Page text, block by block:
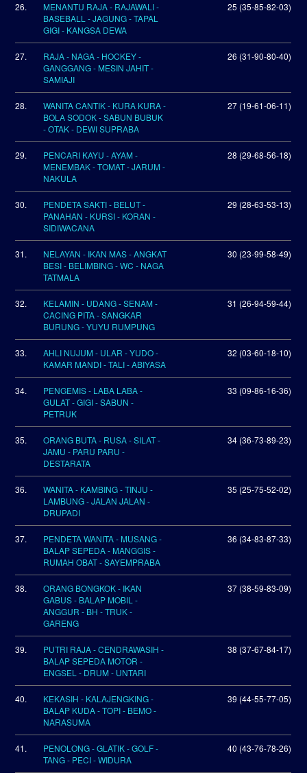
26.
MENANTU RAJA - RAJAWALI -
BASEBALL - JAGUNG - TAPAL
GIGI - KANGSA DEWA
25 (35-85-82-03)
27.
RAJA - NAGA - HOCKEY -
GANGGANG - MESIN JAHIT -
SAMIAJI
26 (31-90-80-40)
28.
WANITA CANTIK - KURA KURA -
BOLA SODOK - SABUN BUBUK
- OTAK - DEWI SUPRABA
27 (19-61-06-11)
29.
PENCARI KAYU - AYAM -
MENEMBAK - TOMAT - JARUM -
NAKULA
28 (29-68-56-18)
30.
PENDETA SAKTI - BELUT -
PANAHAN - KURSI - KORAN -
SIDIWACANA
29 (28-63-53-13)
31.
NELAYAN - IKAN MAS - ANGKAT
BESI - BELIMBING - WC - NAGA
TATMALA
30 (23-99-58-49)
32.
KELAMIN - UDANG - SENAM -
CACING PITA - SANGKAR
BURUNG - YUYU RUMPUNG
31 (26-94-59-44)
33.
AHLI NUJUM - ULAR - YUDO -
KAMAR MANDI - TALI - ABIYASA
32 (03-60-18-10)
34.
PENGEMIS - LABA LABA -
GULAT - GIGI - SABUN -
PETRUK
33 (09-86-16-36)
35.
ORANG BUTA - RUSA - SILAT -
JAMU - PARU PARU -
DESTARATA
34 (36-73-89-23)
36.
WANITA - KAMBING - TINJU -
LAMBUNG - JALAN JALAN -
DRUPADI
35 (25-75-52-02)
37.
PENDETA WANITA - MUSANG -
BALAP SEPEDA - MANGGIS -
RUMAH OBAT - SAYEMPRABA
36 (34-83-87-33)
38.
ORANG BONGKOK - IKAN
GABUS - BALAP MOBIL -
ANGGUR - BH - TRUK -
GARENG
37 (38-59-83-09)
39.
PUTRI RAJA - CENDRAWASIH -
BALAP SEPEDA MOTOR -
ENGSEL - DRUM - UNTARI
38 (37-67-84-17)
40.
KEKASIH - KALAJENGKING -
BALAP KUDA - TOPI - BEMO -
NARASUMA
39 (44-55-77-05)
41.
PENOLONG - GLATIK - GOLF -
TANG - PECI - WIDURA
40 (43-76-78-26)